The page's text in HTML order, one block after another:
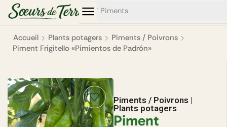
Piments
0
0
Accueil Plants potagers
Piments / Poivrons
Piment Frigitello «Pimientos de Padrón»
Piments / Poivrons|
Plants potagers
Piment